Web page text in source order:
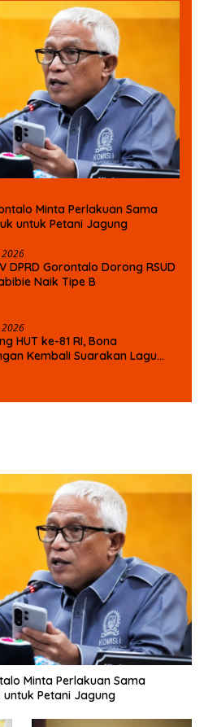
Minta Perlakuan Sama
untuk Petani Jagung
2026
DPRD Gorontalo Dorong RSUD
Naik Tipe B
2026
HUT ke-81 RI, Bona
Kembali Suarakan Lagu
Minta Perlakuan Sama
untuk Petani Jagung